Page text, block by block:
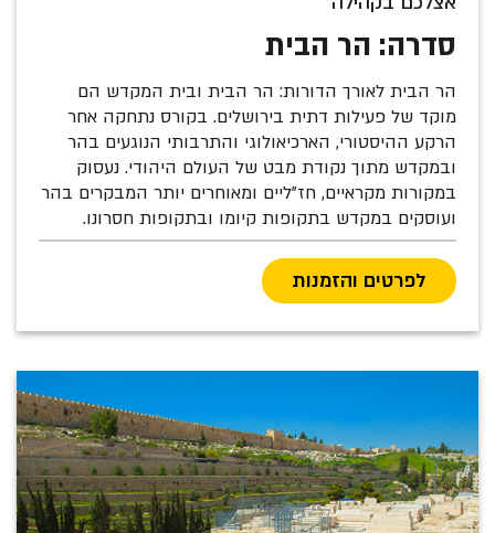
סדרה: הר הבית
הר הבית לאורך הדורות: הר הבית ובית המקדש הם
מוקד של פעילות דתית בירושלים. בקורס נתחקה אחר
הרקע ההיסטורי, הארכיאולוגי והתרבותי הנוגעים בהר
ובמקדש מתוך נקודת מבט של העולם היהודי. נעסוק
במקורות מקראיים, חז"ליים ומאוחרים יותר המבקרים בהר
ועוסקים במקדש בתקופות קיומו ובתקופות חסרונו.
לפרטים והזמנות